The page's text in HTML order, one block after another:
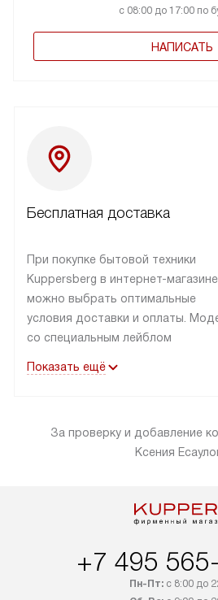
с 08:00 до 17:00 по
НАПИСАТЬ
Бесплатная доставка
При покупке бытовой техники
Kuppersberg в интернет-магазине
можно выбрать оптимальные
условия доставки и оплаты.
со специальным лейблом
в пределах МКАД до подъезда,
«в наличии» может быть
покупателю в течение трех дней.
через транспортную компанию.
компания бесплатно доставит
заказ до представительства
транспортной компании в
Показать ещё
За проверку и добавление
Ксения
+7 495
Пн-Пт:с 8:00 до